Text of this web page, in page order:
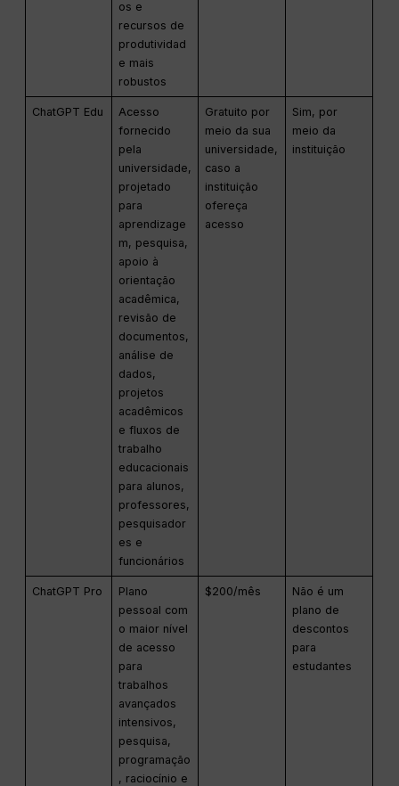
os e
recursos de
produtividad
e mais
robustos
ChatGPT Edu
Acesso
fornecido
pela
universidade,
projetado
para
aprendizage
m, pesquisa,
apoio à
orientação
acadêmica,
revisão de
documentos,
análise de
dados,
projetos
acadêmicos
e fluxos de
trabalho
educacionais
para alunos,
professores,
pesquisador
es e
funcionários
Gratuito por
meio da sua
universidade,
caso a
instituição
ofereça
acesso
Sim, por
meio da
instituição
ChatGPT Pro
Plano
pessoal com
o maior nível
de acesso
para
trabalhos
avançados
intensivos,
pesquisa,
programação
, raciocínio e
$200/mês
Não é um
plano de
descontos
para
estudantes